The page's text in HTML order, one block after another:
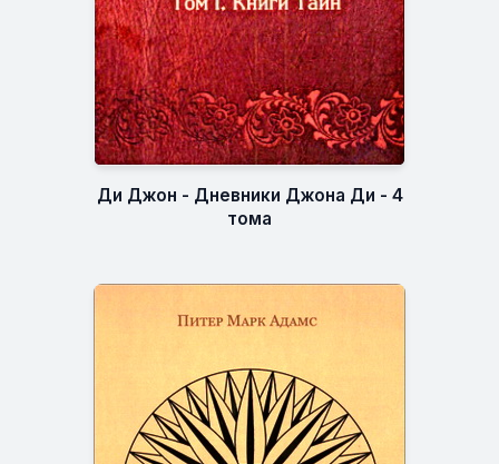
Ди Джон - Дневники Джона Ди - 4
тома